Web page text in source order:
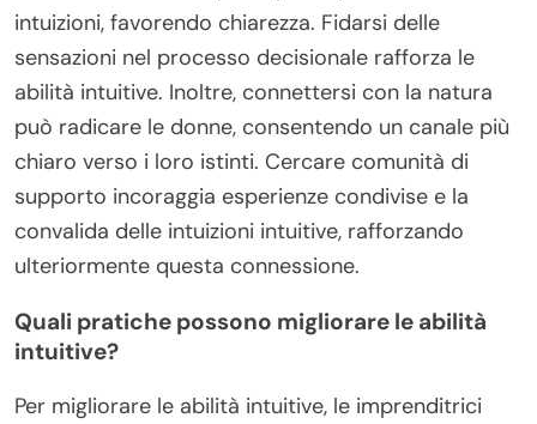
intuizioni, favorendo chiarezza. Fidarsi delle
sensazioni nel processo decisionale rafforza le
abilità intuitive. Inoltre, connettersi con la natura
può radicare le donne, consentendo un canale più
chiaro verso i loro istinti. Cercare comunità di
supporto incoraggia esperienze condivise e la
convalida delle intuizioni intuitive, rafforzando
ulteriormente questa connessione.
Quali pratiche possono migliorare le abilità
intuitive?
Per migliorare le abilità intuitive, le imprenditrici